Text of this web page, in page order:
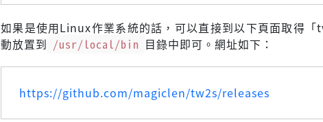
如果是使用Linux作業系統的話，可以直接到以下頁面取得「
動放置到 /usr/local/bin 目錄中即可。網址如下：
https://github.com/magiclen/tw2s/releases